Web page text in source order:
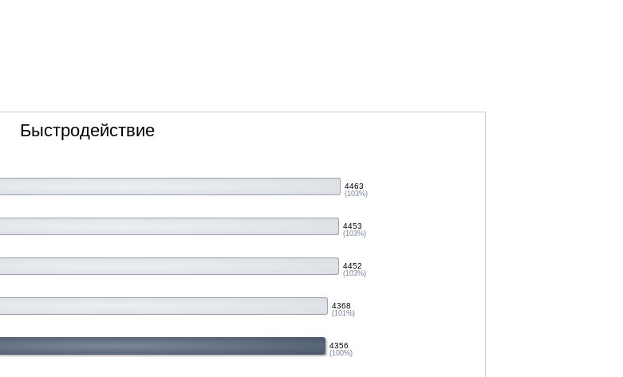
Быстродействие
4463
(103%)
4453
(103%)
4452
(103%)
4368
(101%)
4356
(100%)